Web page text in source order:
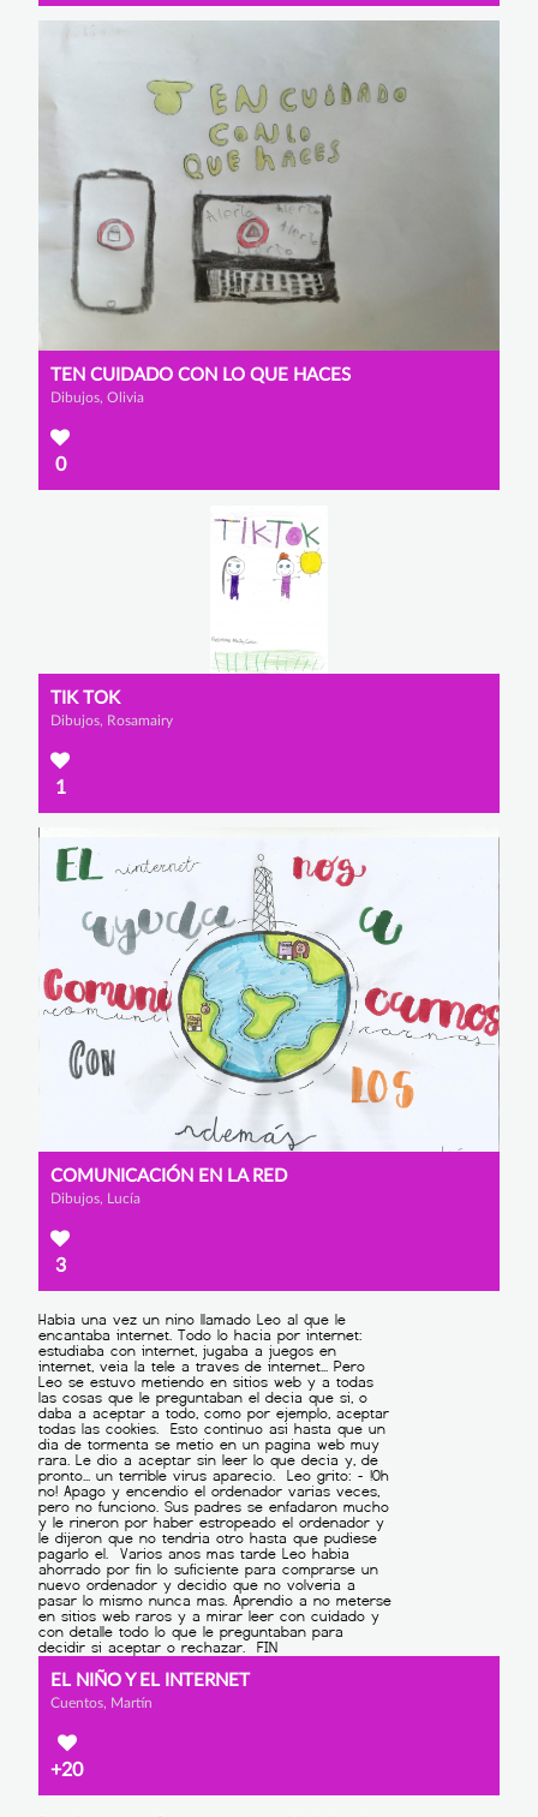
TEN CUIDADO CON LO QUE HACES
Dibujos, Olivia
0
TIK TOK
Dibujos, Rosamairy
1
COMUNICACIÓN EN LA RED
Dibujos, Lucía
3
EL NIÑO Y EL INTERNET
Cuentos, Martín
+20